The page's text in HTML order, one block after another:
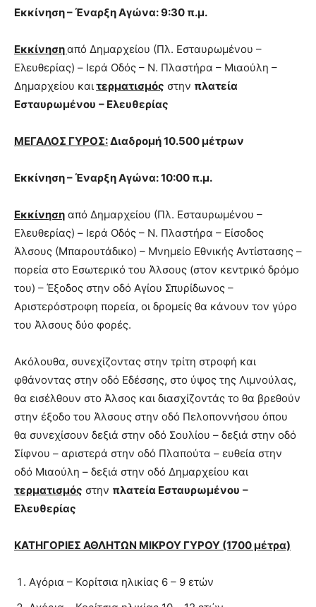
Εκκίνηση – Έναρξη Αγώνα: 9:30 π.μ.
Εκκίνησηαπό Δημαρχείου (Πλ. Εσταυρωμένου –
Ελευθερίας) – Ιερά Οδός – Ν. Πλαστήρα – Μιαούλη –
Δημαρχείου καιτερματισμός στην πλατεία
Εσταυρωμένου – Ελευθερίας
ΜΕΓΑΛΟΣ ΓΥΡΟΣ:Διαδρομή 10.500 μέτρων
Εκκίνηση – Έναρξη Αγώνα: 10:00 π.μ.
Εκκίνηση από Δημαρχείου (Πλ. Εσταυρωμένου –
Ελευθερίας) – Ιερά Οδός – Ν. Πλαστήρα – Είσοδος
Άλσους (Μπαρουτάδικο) – Μνημείο Εθνικής Αντίστασης –
πορεία στο Εσωτερικό του Άλσους (στον κεντρικό δρόμο
του) – Έξοδος στην οδό Αγίου Σπυρίδωνος –
Αριστερόστροφη πορεία, οι δρομείς θα κάνουν τον γύρο
του Άλσους δύο φορές.
Ακόλουθα, συνεχίζοντας στην τρίτη στροφή και
φθάνοντας στην οδό Εδέσσης, στο ύψος της Λιμνούλας,
θα εισέλθουν στο Άλσος και διασχίζοντάς το θα βρεθούν
στην έξοδο του Άλσους στην οδό Πελοποννήσου όπου
θα συνεχίσουν δεξιά στην οδό Σουλίου – δεξιά στην οδό
Σίφνου – αριστερά στην οδό Πλαπούτα – ευθεία στην
οδό Μιαούλη – δεξιά στην οδό Δημαρχείου και
τερματισμός στην πλατεία Εσταυρωμένου –
Ελευθερίας
ΚΑΤΗΓΟΡΙΕΣ ΑΘΛΗΤΩΝ ΜΙΚΡΟΥ ΓΥΡΟΥ (1700 μέτρα)
Αγόρια – Κορίτσια ηλικίας 6 – 9 ετών